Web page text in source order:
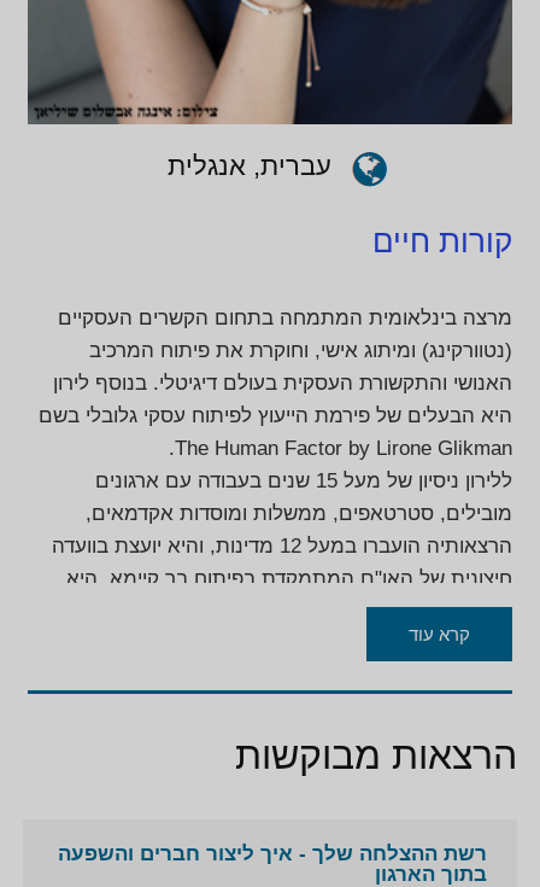
עברית, אנגלית
קורות חיים
מרצה בינלאומית המתמחה בתחום הקשרים העסקיים
(נטוורקינג) ומיתוג אישי, וחוקרת את פיתוח המרכיב
האנושי והתקשורת העסקית בעולם דיגיטלי. בנוסף לירון
היא הבעלים של פירמת הייעוץ לפיתוח עסקי גלובלי בשם
The Human Factor by Lirone Glikman.
ללירון ניסיון של מעל 15 שנים בעבודה עם ארגונים
מובילים, סטרטאפים, ממשלות ומוסדות אקדמאים,
הרצאותיה הועברו במעל 12 מדינות, והיא יועצת בוועדה
חיצונית של האו"ם המתמקדת בפיתוח בר קיימא. היא
בעלת תואר ראשון במדעי החברה וניהול מהאוניברסיטה
הפתוחה, ובוגרת של הכשרות מאוניברסיטת הרווארד,
קרא עוד
הרצאות מבוקשות
רשת ההצלחה שלך - איך ליצור חברים והשפעה
בתוך הארגון